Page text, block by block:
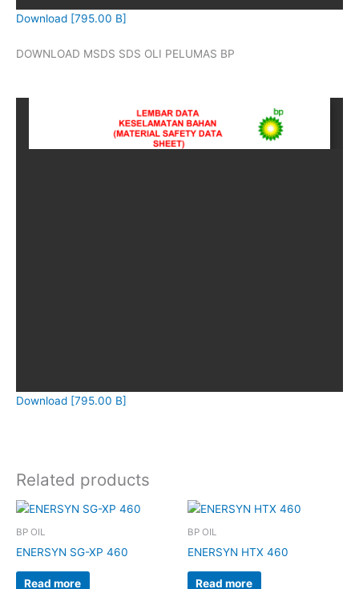
Download [795.00 B]
DOWNLOAD MSDS SDS OLI PELUMAS BP
Download [795.00 B]
Related products
BP OIL
ENERSYN SG-XP 460
Read more
BP OIL
ENERSYN HTX 460
Read more